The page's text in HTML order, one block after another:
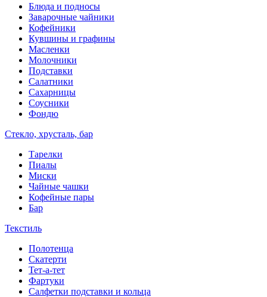
Блюда и подносы
Заварочные чайники
Кофейники
Кувшины и графины
Масленки
Молочники
Подставки
Салатники
Сахарницы
Соусники
Фондю
Стекло, хрусталь, бар
Тарелки
Пиалы
Миски
Чайные чашки
Кофейные пары
Бар
Текстиль
Полотенца
Скатерти
Тет-а-тет
Фартуки
Салфетки подставки и кольца